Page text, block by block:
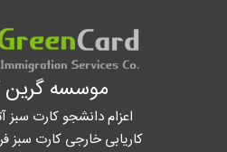
موسسه گرین
اعزام دانشجو کارت سبز
کاریابی خارجی کارت سبز